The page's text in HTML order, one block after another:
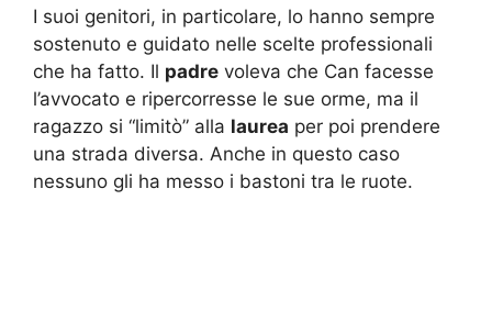
I suoi genitori, in particolare, lo hanno sempre
sostenuto e guidato nelle scelte professionali
che ha fatto. Il padre voleva che Can facesse
l’avvocato e ripercorresse le sue orme, ma il
ragazzo si “limitò” alla laurea per poi prendere
una strada diversa. Anche in questo caso
nessuno gli ha messo i bastoni tra le ruote.